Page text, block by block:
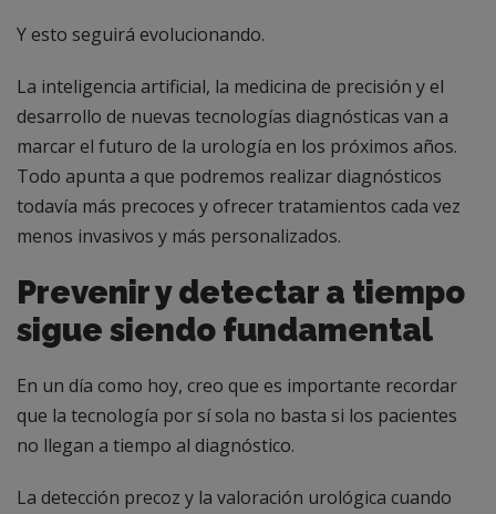
Y esto seguirá evolucionando.
La inteligencia artificial, la medicina de precisión y el
desarrollo de nuevas tecnologías diagnósticas van a
marcar el futuro de la urología en los próximos años.
Todo apunta a que podremos realizar diagnósticos
todavía más precoces y ofrecer tratamientos cada vez
menos invasivos y más personalizados.
Prevenir y detectar a tiempo
sigue siendo fundamental
En un día como hoy, creo que es importante recordar
que la tecnología por sí sola no basta si los pacientes
no llegan a tiempo al diagnóstico.
La detección precoz y la valoración urológica cuando